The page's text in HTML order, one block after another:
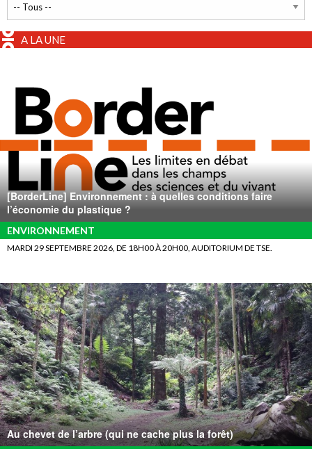
A LA UNE
[BorderLine] Environnement : à quelles conditions faire
l’économie du plastique ?
ENVIRONNEMENT
MARDI 29 SEPTEMBRE 2026, DE 18H00 À 20H00, AUDITORIUM DE TSE.
Au chevet de l’arbre (qui ne cache plus la forêt)